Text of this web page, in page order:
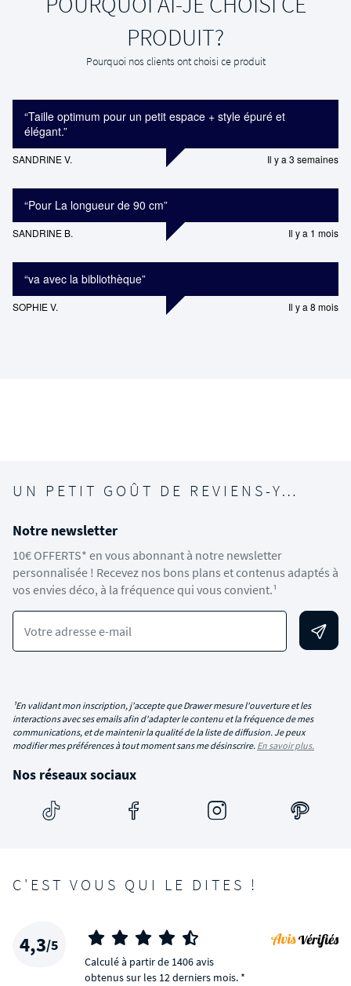
PRODUIT?
Pourquoi nos clients ont choisi ce produit
“Taille optimum pour un petit espace + style épuré et
élégant.”
SANDRINE V. Il y a 3 semaines
“Pour La longueur de 90 cm”
SANDRINE B. Il y a 1 mois
“va avec la bibliothèque”
SOPHIE V. Il y a 8 mois
UN PETIT GOÛT DE REVIENS-Y…
Notre newsletter
10€ OFFERTS* en vous abonnant à notre newsletter
personnalisée ! Recevez nos bons plans et contenus adaptés à
vos envies déco, à la fréquence qui vous convient.¹
Votre adresse e-mail
¹En validant mon inscription, j'accepte que Drawer mesure l'ouverture et les
interactions avec ses emails afin d'adapter le contenu et la fréquence de mes
communications, et de maintenir la qualité de la liste de diffusion. Je peux
modifier mes préférences à tout moment sans me désinscrire. En savoir plus.
Nos réseaux sociaux
C'EST VOUS QUI LE DITES !
4,3/5
Calculé à partir de 1406 avis
obtenus sur les 12 derniers mois. *